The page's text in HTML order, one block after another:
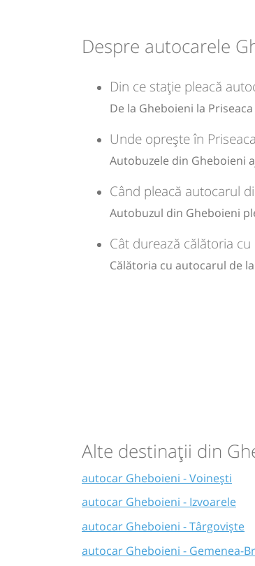
Sursa: GRUP ATYC SRL | Ultima actualizare:
Despre autocarele
Din ce stație pleacă
De la Gheboieni la
Unde oprește în
Autobuzele din Gheboieni
Când pleacă autocarul
Autobuzul din Gheboieni
Cât durează călătoria
Călătoria cu autocarul de
Alte destinații din
autocar Gheboieni - Voinești
autocar Gheboieni - Izvoarele
autocar Gheboieni - Târgoviște
autocar Gheboieni - Gemenea-